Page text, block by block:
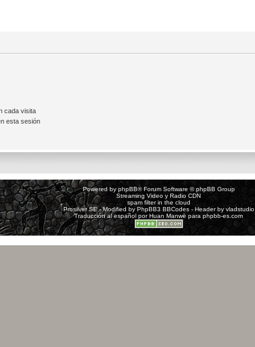
cada visita
esta sesión
Powered by phpBB® Forum Software © phpBB Group
Streaming Video y Radio CDN
spam filter in the cloud
Prosilver SE - Modified by PhpBB3 BBCodes- Header by vladstudio
Traducción al español porHuan Manwë paraphpbb-es.com